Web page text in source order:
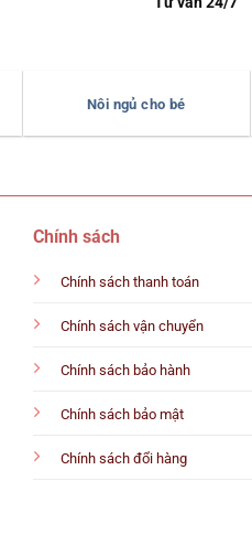
Nôi ngủ cho bé
Chính sách
Chính sách thanh toán
Chính sách vận chuyển
Chính sách bảo hành
Chính sách bảo mật
Chính sách đổi hàng